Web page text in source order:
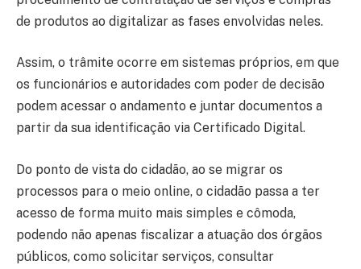
de produtos ao digitalizar as fases envolvidas neles.
Assim, o trâmite ocorre em sistemas próprios, em que
os funcionários e autoridades com poder de decisão
podem acessar o andamento e juntar documentos a
partir da sua identificação via Certificado Digital.
Do ponto de vista do cidadão, ao se migrar os
processos para o meio online, o cidadão passa a ter
acesso de forma muito mais simples e cômoda,
podendo não apenas fiscalizar a atuação dos órgãos
públicos, como solicitar serviços, consultar